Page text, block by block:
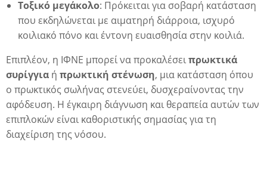
Τοξικό μεγάκολο: Πρόκειται για σοβαρή κατάσταση
που εκδηλώνεται με αιματηρή διάρροια, ισχυρό
κοιλιακό πόνο και έντονη ευαισθησία στην κοιλιά.
Επιπλέον, η ΙΦΝΕ μπορεί να προκαλέσειπρωκτικά
συρίγγια ή πρωκτική στένωση, μια κατάσταση όπου
ο πρωκτικός σωλήνας στενεύει, δυσχεραίνοντας την
αφόδευση. Η έγκαιρη διάγνωση και θεραπεία αυτών των
επιπλοκών είναι καθοριστικής σημασίας για τη
διαχείριση της νόσου.